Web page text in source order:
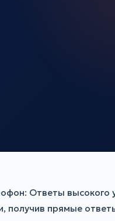
Ответы высокого
получив прямые